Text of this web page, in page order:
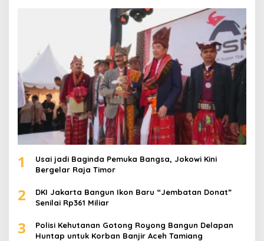
t
1
Usai jadi Baginda Pemuka Bangsa, Jokowi Kini
Bergelar Raja Timor
2
DKI Jakarta Bangun Ikon Baru “Jembatan Donat”
Senilai Rp361 Miliar
3
Polisi Kehutanan Gotong Royong Bangun Delapan
Huntap untuk Korban Banjir Aceh Tamiang